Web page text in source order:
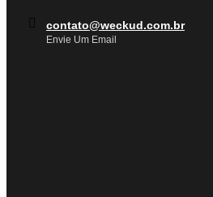
contato@weckud.com.br
Envie Um Email